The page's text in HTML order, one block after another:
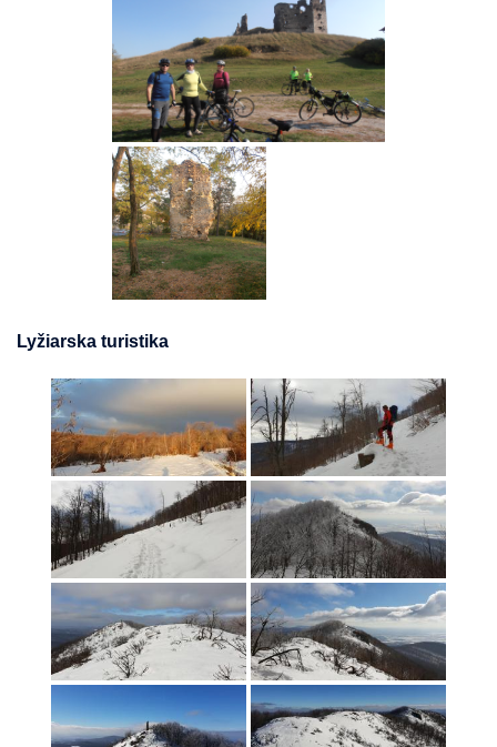
Lyžiarska turistika